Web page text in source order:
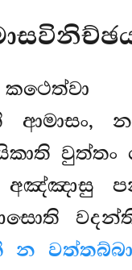
ආමාසං,
වුත්තං
අඤ්ඤාසු
න